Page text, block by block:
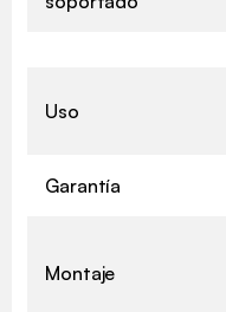
Uso
Garantía
Montaje